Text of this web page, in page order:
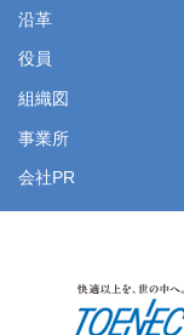
電話： 053-421-4521
浜北営業所
〒434-0046 静岡県
電話： 053-584-1600
掛川営業所
電話： 0595-21-0292
四日市営業所
〒510-0013 三重県
電話： 059-331-2191
鈴鹿営業所
電話： 058-320-1075
大垣営業所
〒503-0854 岐阜県
電話： 0584-89-5766
八幡営業所
電話： 026-292-0327
中野営業所
〒383-0011 長野県
電話： 0269-22-5171
佐久営業所
Room No.604
Huangpu District,
電話： (86) 21-
会社概要
Makati City 1229,
電話： (63) -2-7-
電話： 03-5715-2550
公式サイト
沿革
役員
組織図
事業所
会社PR